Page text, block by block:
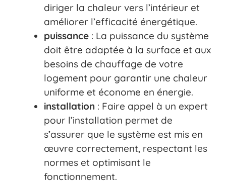
diriger la chaleur vers l’intérieur et
améliorer l’efficacité énergétique.
puissance : La puissance du système
doit être adaptée à la surface et aux
besoins de chauffage de votre
logement pour garantir une chaleur
uniforme et économe en énergie.
installation : Faire appel à un expert
pour l’installation permet de
s’assurer que le système est mis en
œuvre correctement, respectant les
normes et optimisant le
fonctionnement.